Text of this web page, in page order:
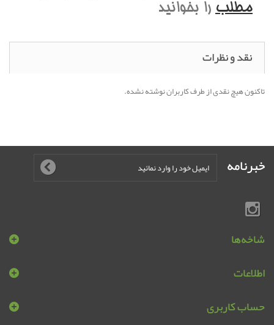
مطلب را بخوانيد
نقد و نظرات
تاکنون هیچ نقدی از طرف کاربران نوشته نشده.
خبرنامه
شاخه‌ها
اطلاعات
حساب کاربری